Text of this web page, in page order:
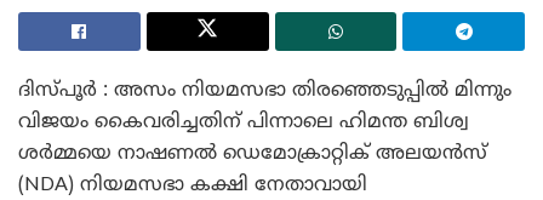
ദിസ്പൂർ : അസം നിയമസഭാ തിരഞ്ഞെടുപ്പിൽ മിന്നും
വിജയം കൈവരിച്ചതിന് പിന്നാലെ ഹിമന്ത ബിശ്വ
ശർമ്മയെ നാഷണൽ ഡെമോക്രാറ്റിക് അലയൻസ്
(NDA) നിയമസഭാ കക്ഷി നേതാവായി